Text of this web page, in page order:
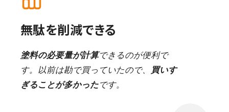
無駄を削減できる
塗料の必要量が計算できるのが便利で
す。以前は勘で買っていたので、
買いす
ぎることが多かったです。